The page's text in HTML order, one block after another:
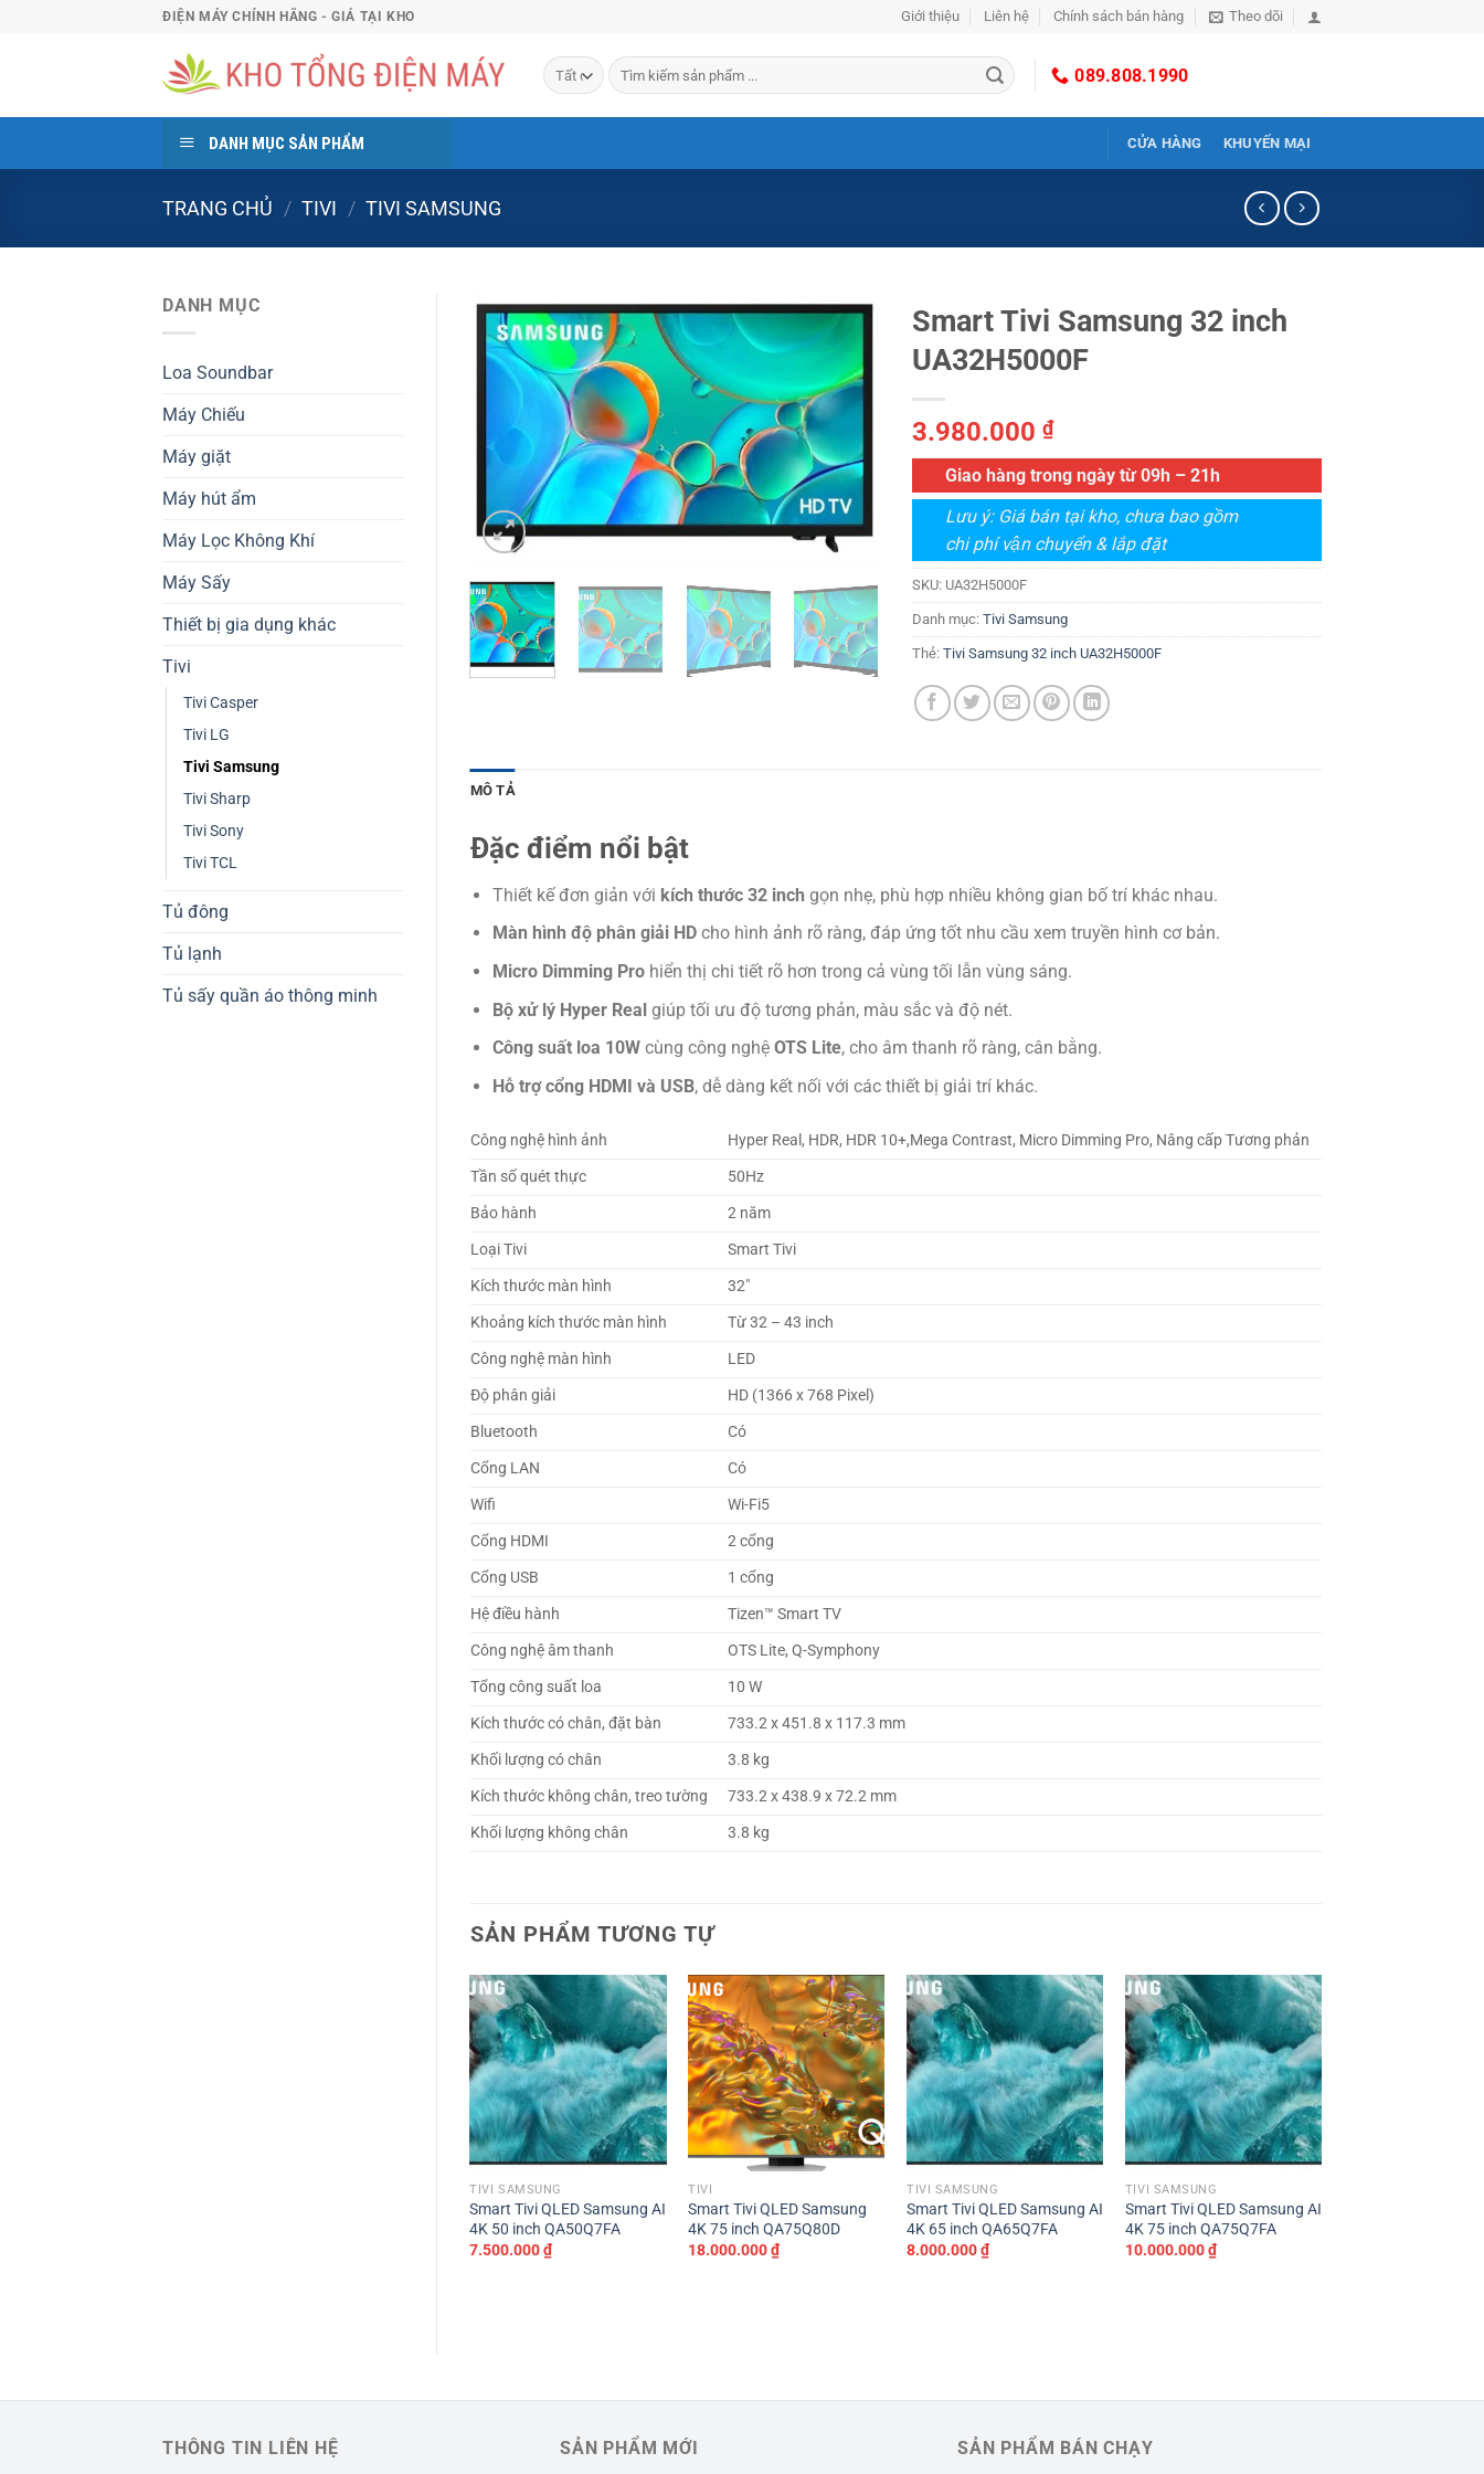
ĐIỆN MÁY CHÍNH HÃNG - GIÁ TẠI KHO Giới thiệu Liên hệ Chính sách bán hàng Theo dõi
Tìm
kiếm:
089.808.1990
DANH MỤC SẢN PHẨM CỬA HÀNG KHUYẾN MẠI
TRANG CHỦ / TIVI / TIVI SAMSUNG
DANH MỤC
Loa Soundbar
Máy Chiếu
Máy giặt
Máy hút ẩm
Máy Lọc Không Khí
Máy Sấy
Thiết bị gia dụng khác
Tivi
Tivi Casper
Tivi LG
Tivi Samsung
Tivi Sharp
Tivi Sony
Tivi TCL
Tủ đông
Tủ lạnh
Tủ sấy quần áo thông minh
Smart Tivi Samsung 32 inch
UA32H5000F
3.980.000₫
Giao hàng trong ngày từ 09h – 21h
Lưu ý: Giá bán tại kho, chưa bao gồm
chi phí vận chuyển & lắp đặt
SKU: UA32H5000F
Danh mục:Tivi Samsung
Thẻ:Tivi Samsung 32 inch UA32H5000F
MÔ TẢ
Đặc điểm nổi bật
Thiết kế đơn giản với kích thước 32 inch gọn nhẹ, phù hợp nhiều không gian bố trí khác nhau.
Màn hình độ phân giải HD cho hình ảnh rõ ràng, đáp ứng tốt nhu cầu xem truyền hình cơ bản.
Micro Dimming Pro hiển thị chi tiết rõ hơn trong cả vùng tối lẫn vùng sáng.
Bộ xử lý Hyper Real giúp tối ưu độ tương phản, màu sắc và độ nét.
Công suất loa 10W cùng công nghệOTS Lite, cho âm thanh rõ ràng, cân bằng.
Hỗ trợ cổng HDMI và USB, dễ dàng kết nối với các thiết bị giải trí khác.
Công nghệ hình ảnh
Hyper Real, HDR, HDR 10+,Mega Contrast, Micro Dimming Pro, Nâng cấp Tương phản
Tần số quét thực
50Hz
Bảo hành
2 năm
Loại Tivi
Smart Tivi
Kích thước màn hình
32″
Khoảng kích thước màn hình
Từ 32 – 43 inch
Công nghệ màn hình
LED
Độ phân giải
HD (1366 x 768 Pixel)
Bluetooth
Có
Cổng LAN
Có
Wifi
Wi-Fi5
Cổng HDMI
2 cổng
Cổng USB
1 cổng
Hệ điều hành
Tizen™ Smart TV
Công nghệ âm thanh
OTS Lite, Q-Symphony
Tổng công suất loa
10 W
Kích thước có chân, đặt bàn
733.2 x 451.8 x 117.3 mm
Khối lượng có chân
3.8 kg
Kích thước không chân, treo tường
733.2 x 438.9 x 72.2 mm
Khối lượng không chân
3.8 kg
SẢN PHẨM TƯƠNG TỰ
TIVI SAMSUNG
Smart Tivi QLED Samsung AI
4K 50 inch QA50Q7FA
7.500.000₫
TIVI
Smart Tivi QLED Samsung
4K 75 inch QA75Q80D
18.000.000₫
TIVI SAMSUNG
Smart Tivi QLED Samsung AI
4K 65 inch QA65Q7FA
8.000.000₫
TIVI SAMSUNG
Smart Tivi QLED Samsung AI
4K 75 inch QA75Q7FA
10.000.000₫
THÔNG TIN LIÊN HỆ SẢN PHẨM MỚI SẢN PHẨM BÁN CHẠY